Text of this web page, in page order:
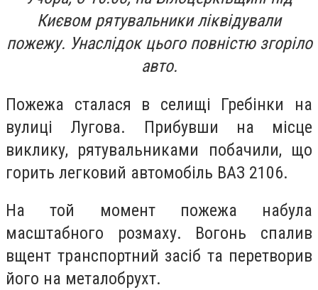
Києвом рятувальники ліквідували
пожежу. Унаслідок цього повністю згоріло
авто.
Пожежа сталася в селищі Гребінки на
вулиці Лугова. Прибувши на місце
виклику, рятувальниками побачили, що
горить легковий автомобіль ВАЗ 2106.
На той момент пожежа набула
масштабного розмаху. Вогонь спалив
вщент транспортний засіб та перетворив
його на металобрухт.